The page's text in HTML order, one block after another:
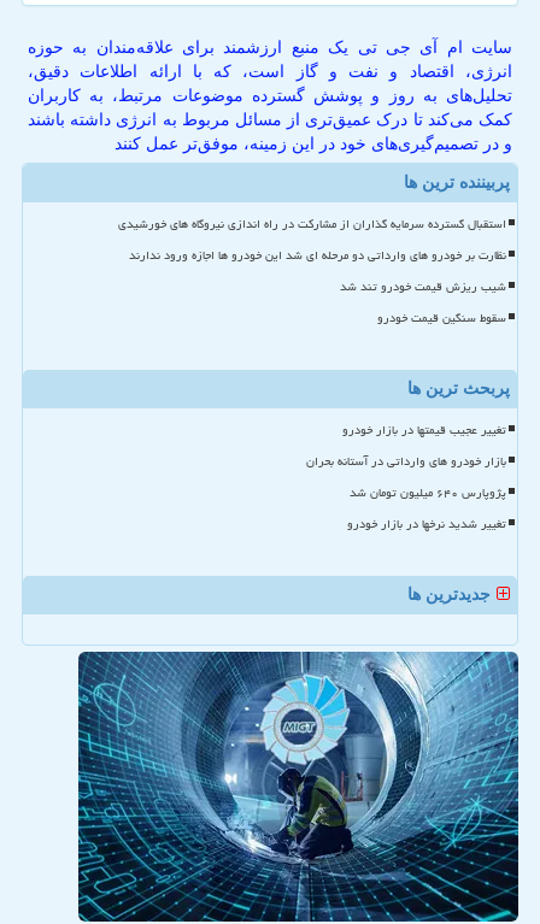
سایت ام آی جی تی یک منبع ارزشمند برای علاقه‌مندان به حوزه
انرژی، اقتصاد و نفت و گاز است، که با ارائه اطلاعات دقیق،
تحلیل‌های به روز و پوشش گسترده موضوعات مرتبط، به کاربران
کمک می‌کند تا درک عمیق‌تری از مسائل مربوط به انرژی داشته باشند
و در تصمیم‌گیری‌های خود در این زمینه، موفق‌تر عمل کنند
پربیننده ترین ها
استقبال گسترده سرمایه گذاران از مشارکت در راه اندازی نیروگاه های خورشیدی
نظارت بر خودرو های وارداتی دو مرحله ای شد این خودرو ها اجازه ورود ندارند
شیب ریزش قیمت خودرو تند شد
سقوط سنگین قیمت خودرو
پربحث ترین ها
تغییر عجیب قیمتها در بازار خودرو
بازار خودرو های وارداتی در آستانه بحران
پژوپارس ۶۴۰ میلیون تومان شد
تغییر شدید نرخها در بازار خودرو
جدیدترین ها